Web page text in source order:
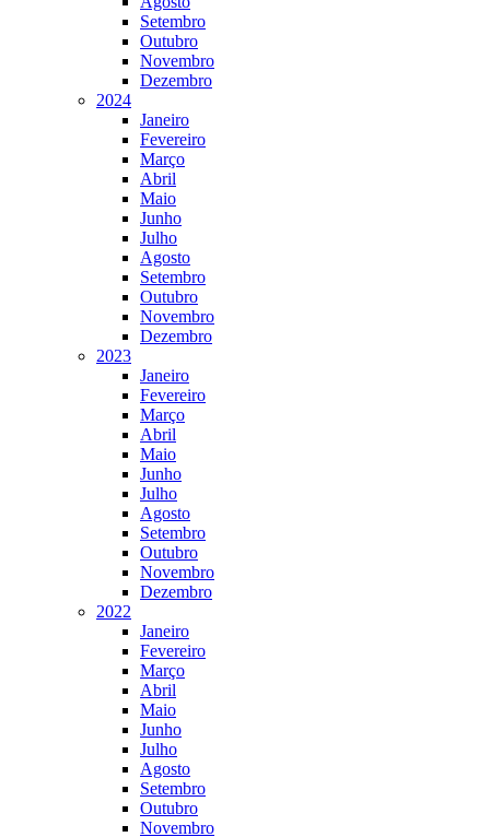
Setembro
Outubro
Novembro
Dezembro
2024
Janeiro
Fevereiro
Março
Abril
Maio
Junho
Julho
Agosto
Setembro
Outubro
Novembro
Dezembro
2023
Janeiro
Fevereiro
Março
Abril
Maio
Junho
Julho
Agosto
Setembro
Outubro
Novembro
Dezembro
2022
Janeiro
Fevereiro
Março
Abril
Maio
Junho
Julho
Agosto
Setembro
Outubro
Novembro